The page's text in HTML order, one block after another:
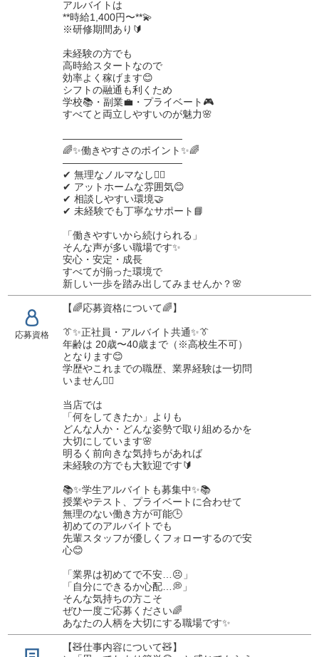
────────────────
🔥 ご応募お待ちしております
────────────────
ガチガチの職場ではなく、安心して長く働ける環境があり
未経験の方も経験者の方も大歓迎です。
まずは話を聞くだけでもOKです。
お気軽にご応募・お問い合わせください🤝
アルバイトは
**時給1,400円〜**💫
※研修期間あり🔰
未経験の方でも
高時給スタートなので
効率よく稼げます😊
シフトの融通も利くため
学校📚・副業💼・プライベート🎮
すべてと両立しやすいのが魅力🌸
――――――――――――
🌈✨働きやすさのポイント✨🌈
――――――――――――
✔ 無理なノルマなし🙅‍♂️
✔ アットホームな雰囲気😊
✔ 相談しやすい環境🤝
✔ 未経験でも丁寧なサポート📘
「働きやすいから続けられる」
そんな声が多い職場です✨
安心・安定・成長
すべてが揃った環境で
新しい一歩を踏み出してみませんか？🌸
応募資格
【🌈応募資格について🌈】
👔✨正社員・アルバイト共通✨👔
年齢は 20歳〜40歳まで（※高校生不可）
となります😊
学歴やこれまでの職歴、業界経験は一切問
いません🙆‍♂️
当店では
「何をしてきたか」よりも
どんな人か・どんな姿勢で取り組めるかを
大切にしています🌸
明るく前向きな気持ちがあれば
未経験の方でも大歓迎です🔰
📚✨学生アルバイトも募集中✨📚
授業やテスト、プライベートに合わせて
無理のない働き方が可能🕒
初めてのアルバイトでも
先輩スタッフが優しくフォローするので安
心😊
「業界は初めてで不安…😣」
「自分にできるか心配…💭」
そんな気持ちの方こそ
ぜひ一度ご応募ください🌈
あなたの人柄を大切にする職場です✨
【🧸仕事内容について🧸】